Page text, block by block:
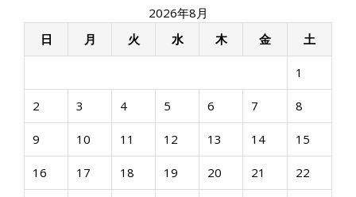
2026年8月
日
月 火 水 木 金 土
1
2 3 4 5 6 7 8
9 10 11 12 13 14 15
16 17 18 19 20 21 22